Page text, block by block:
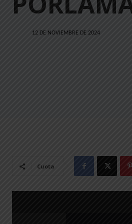
12 DE NOVIEMBRE DE 2024
Cuota